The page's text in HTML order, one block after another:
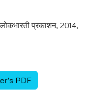
लोकभारती प्रकाशन, 2014,
PDF